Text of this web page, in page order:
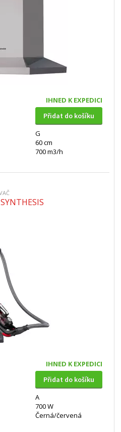
IHNED K EXPEDICI
Přidat do košíku
G
60 cm
700 m3/h
IHNED K EXPEDICI
Přidat do košíku
A
700 W
Černá/červená